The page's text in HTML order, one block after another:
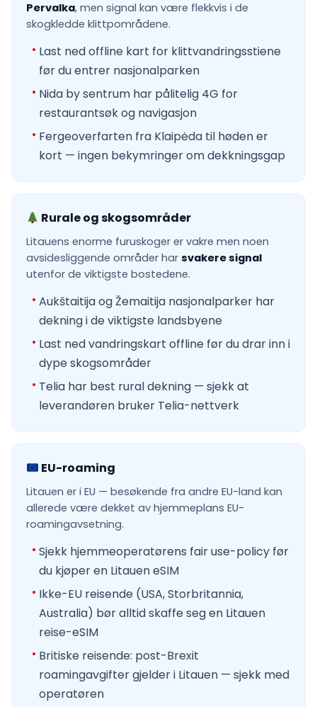
Pervalka, men signal kan være flekkvis i de
skogkledde klittpområdene.
Last ned offline kart for klittvandringsstiene
før du entrer nasjonalparken
Nida by sentrum har pålitelig 4G for
restaurantsøk og navigasjon
Fergeoverfarten fra Klaipėda til høden er
kort — ingen bekymringer om dekkningsgap
Rurale og skogsområder
Litauens enorme furuskoger er vakre men noen
avsidesliggende områder har svakere signal
utenfor de viktigste bostedene.
Aukštaitija og Žemaitija nasjonalparker har
dekning i de viktigste landsbyene
Last ned vandringskart offline før du drar inn i
dype skogsområder
Telia har best rural dekning — sjekk at
leverandøren bruker Telia-nettverk
EU-roaming
Litauen er i EU — besøkende fra andre EU-land kan
allerede være dekket av hjemmeplans EU-
roamingavsetning.
Sjekk hjemmeoperatørens fair use-policy før
du kjøper en Litauen eSIM
Ikke-EU reisende (USA, Storbritannia,
Australia) bør alltid skaffe seg en Litauen
reise-eSIM
Britiske reisende: post-Brexit
roamingavgifter gjelder i Litauen — sjekk med
operatøren